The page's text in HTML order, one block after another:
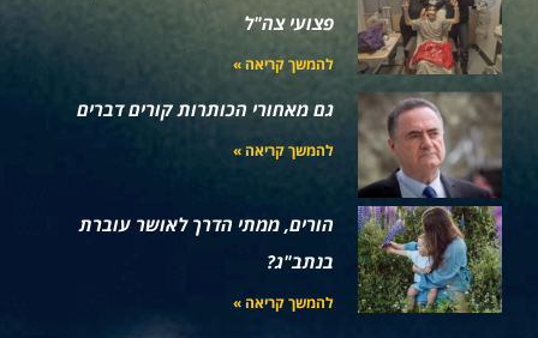
פצועי צה"ל
להמשך קריאה »
גם מאחורי הכותרות קורים דברים
להמשך קריאה »
הורים, ממתי הדרך לאושר עוברת
בנתב"ג?
להמשך קריאה »